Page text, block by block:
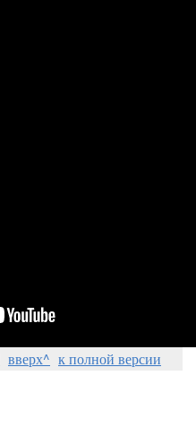
вверх^ к полной версии